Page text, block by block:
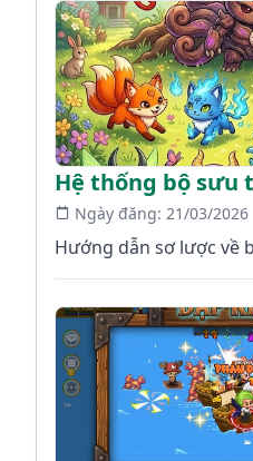
Hệ thống bộ sưu
Ngày đăng: 21/03/2026
Hướng dẫn sơ lược về